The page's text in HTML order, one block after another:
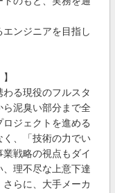
ンジニアを目指し
る現役のフルスタ
ら泥臭い部分まで全
ジェクトを進める
、「技術の力でい
戦略の視点もダイ
理不尽な上意下達
らに、大手メーカ